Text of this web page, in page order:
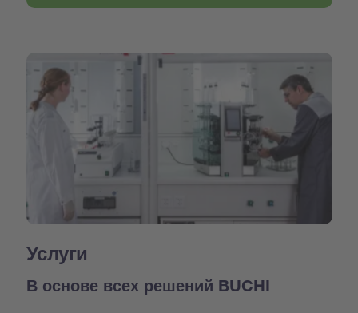
Услуги
В основе всех решений BUCHI